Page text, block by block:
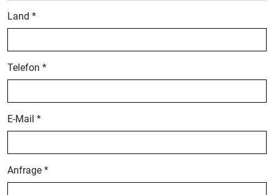
Land *
Telefon *
E-Mail *
Anfrage *